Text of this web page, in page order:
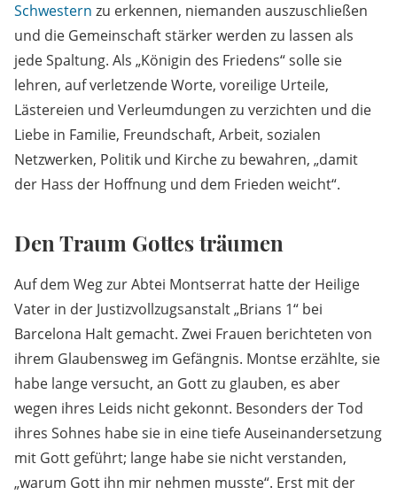
Schwestern zu erkennen, niemanden auszuschließen
und die Gemeinschaft stärker werden zu lassen als
jede Spaltung. Als „Königin des Friedens“ solle sie
lehren, auf verletzende Worte, voreilige Urteile,
Lästereien und Verleumdungen zu verzichten und die
Liebe in Familie, Freundschaft, Arbeit, sozialen
Netzwerken, Politik und Kirche zu bewahren, „damit
der Hass der Hoffnung und dem Frieden weicht“.
Den Traum Gottes träumen
Auf dem Weg zur Abtei Montserrat hatte der Heilige
Vater in der Justizvollzugsanstalt „Brians 1“ bei
Barcelona Halt gemacht. Zwei Frauen berichteten von
ihrem Glaubensweg im Gefängnis. Montse erzählte, sie
habe lange versucht, an Gott zu glauben, es aber
wegen ihres Leids nicht gekonnt. Besonders der Tod
ihres Sohnes habe sie in eine tiefe Auseinandersetzung
mit Gott geführt; lange habe sie nicht verstanden,
„warum Gott ihn mir nehmen musste“. Erst mit der